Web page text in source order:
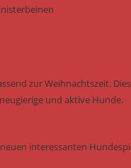
zur Weihnachtszeit.
und aktive Hunde.
interessanten